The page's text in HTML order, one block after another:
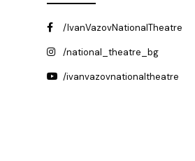
/IvanVazovNationalTheatre
/national_theatre_bg
/ivanvazovnationaltheatre